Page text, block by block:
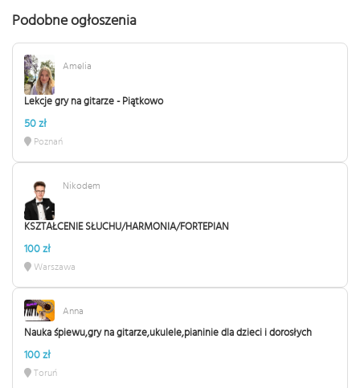
Podobne ogłoszenia
Amelia
Lekcje gry na gitarze - Piątkowo
50 zł
Poznań
Nikodem
KSZTAŁCENIE SŁUCHU/HARMONIA/FORTEPIAN
100 zł
Warszawa
Anna
Nauka śpiewu,gry na gitarze,ukulele,pianinie dla dzieci i dorosłych
100 zł
Toruń